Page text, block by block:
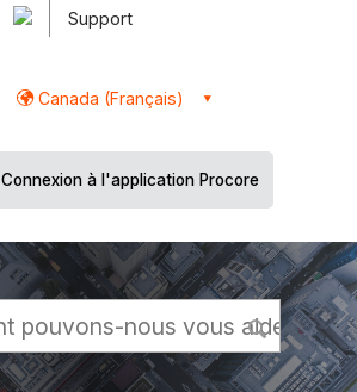
Support
Canada (Français)
Connexion à l'application Procore